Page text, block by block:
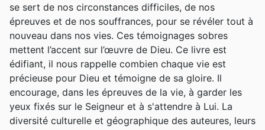
se sert de nos circonstances difficiles, de nos
épreuves et de nos souffrances, pour se révéler tout à
nouveau dans nos vies. Ces témoignages sobres
mettent l’accent sur l’œuvre de Dieu. Ce livre est
édifiant, il nous rappelle combien chaque vie est
précieuse pour Dieu et témoigne de sa gloire. Il
encourage, dans les épreuves de la vie, à garder les
yeux fixés sur le Seigneur et à s'attendre à Lui. La
diversité culturelle et géographique des auteures, leurs